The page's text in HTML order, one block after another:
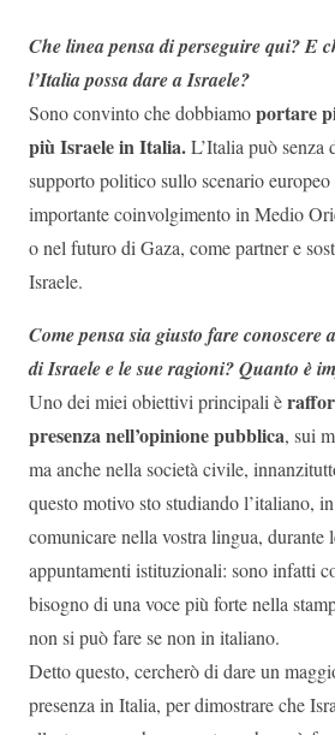
Che linea pensa di perseguire qui? E
l’Italia possa dare a Israele?
Sono convinto che dobbiamoportare
più Israele in Italia.L’Italia può senza
supporto politico sullo scenario europeo
importante coinvolgimento in Medio
o nel futuro di Gaza, come partner e
Israele.
Come pensa sia giusto fare conoscere
di Israele e le sue ragioni? Quanto è
Uno dei miei obiettivi principali è
presenza nell’opinione pubblica, sui
ma anche nella società civile,
questo motivo sto studiando l’italiano,
comunicare nella vostra lingua, durante
appuntamenti istituzionali: sono infatti
bisogno di una voce più forte nella
non si può fare se non in italiano.
Detto questo, cercherò di dare un
presenza in Italia, per dimostrare che